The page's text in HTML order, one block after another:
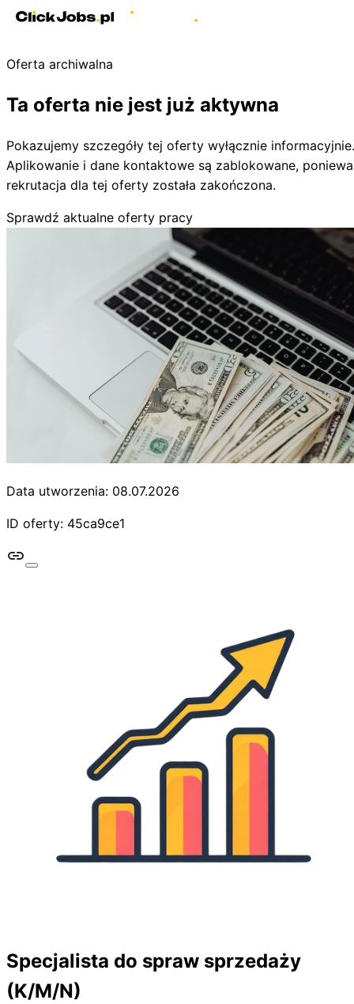
Oferta archiwalna
Ta oferta nie jest już aktywna
Pokazujemy szczegóły tej oferty wyłącznie informacyjnie.
Aplikowanie i dane kontaktowe są zablokowane,
rekrutacja dla tej oferty została zakończona.
Sprawdź aktualne oferty pracy
Data utworzenia: 08.07.2026
ID oferty: 45ca9ce1
Specjalista do spraw sprzedaży
(K/M/N)